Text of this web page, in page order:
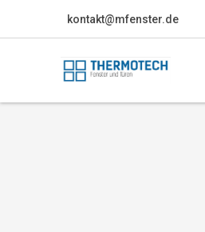
kontakt@mfenster.de